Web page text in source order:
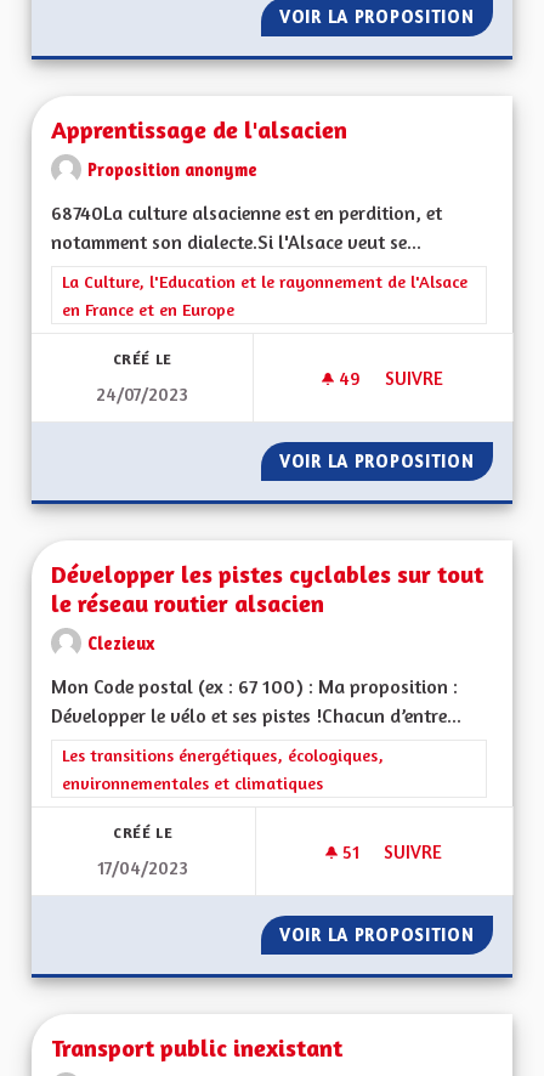
VOIR LA PROPOSITION ÉTAT
Apprentissage de l'alsacien
Proposition anonyme
68740La culture alsacienne est en perdition, et
notamment son dialecte.Si l'Alsace veut se...
Filtrer les résultats de la catégorie : La Culture, l'Education et
La Culture, l'Education et le rayonnement de l'Alsace
en France et en Europe
CRÉÉ LE
24/07/2023
49 49 ABONNÉS
SUIVRE
VOIR LA PROPOSITION
Développer les pistes cyclables sur tout
le réseau routier alsacien
Clezieux
Mon Code postal (ex : 67 100) : Ma proposition :
Développer le vélo et ses pistes !Chacun d’entre...
Filtrer les résultats de la catégorie : Les transitions
Les transitions énergétiques, écologiques,
environnementales et climatiques
CRÉÉ LE
17/04/2023
51 51 ABONNÉS
SUIVRE
VOIR LA PROPOSITION
Transport public inexistant